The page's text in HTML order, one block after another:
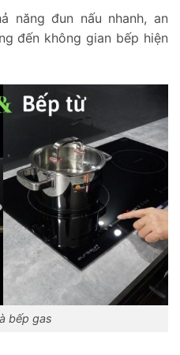
năng đun nấu nhanh, an
đến không gian bếp hiện
bếp gas